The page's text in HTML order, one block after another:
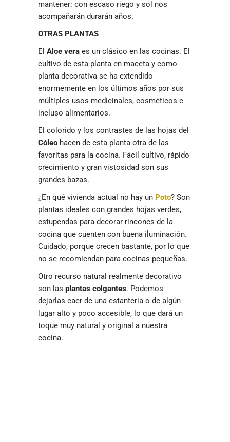
mantener: con escaso riego y sol nos
acompañarán durarán años.
OTRAS PLANTAS
El Aloe vera es un clásico en las cocinas. El
cultivo de esta planta en maceta y como
planta decorativa se ha extendido
enormemente en los últimos años por sus
múltiples usos medicinales, cosméticos e
incluso alimentarios.
El colorido y los contrastes de las hojas del
Cóleo hacen de esta planta otra de las
favoritas para la cocina. Fácil cultivo, rápido
crecimiento y gran vistosidad son sus
grandes bazas.
¿En qué vivienda actual no hay un Poto? Son
plantas ideales con grandes hojas verdes,
estupendas para decorar rincones de la
cocina que cuenten con buena iluminación.
Cuidado, porque crecen bastante, por lo que
no se recomiendan para cocinas pequeñas.
Otro recurso natural realmente decorativo
son las plantas colgantes. Podemos
dejarlas caer de una estantería o de algún
lugar alto y poco accesible, lo que dará un
toque muy natural y original a nuestra
cocina.